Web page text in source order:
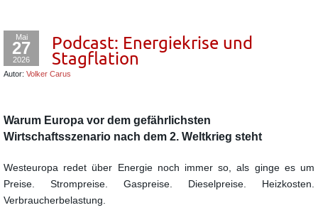
Mai
27
2026
Podcast: Energiekrise und
Stagflation
Autor: Volker Carus
Warum Europa vor dem gefährlichsten
Wirtschaftsszenario nach dem 2. Weltkrieg steht
Westeuropa redet über Energie noch immer so, als ginge es um
Preise. Strompreise. Gaspreise. Dieselpreise. Heizkosten.
Verbraucherbelastung.